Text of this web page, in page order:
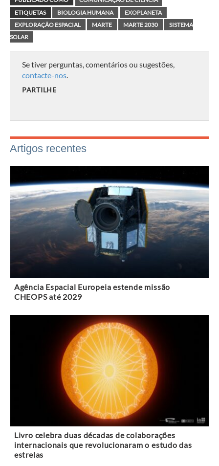
ETIQUETAS
BIOLOGIA HUMANA
EXOPLANETA
EXPLORAÇÃO ESPACIAL
MARTE MARTE 2030
SISTEMA
SOLAR
Se tiver perguntas, comentários ou sugestões,
contacte-nos.
PARTILHE
Artigos recentes
Agência Espacial Europeia estende missão
CHEOPS até 2029
Livro celebra duas décadas de colaborações
internacionais que revolucionaram o estudo das
estrelas